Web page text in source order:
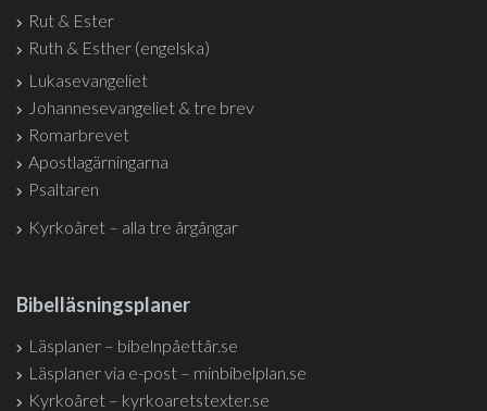
Rut & Ester
Ruth & Esther (engelska)
Lukasevangeliet
Johannesevangeliet & tre brev
Romarbrevet
Apostlagärningarna
Psaltaren
Kyrkoåret – alla tre årgångar
Bibelläsningsplaner
Läsplaner – bibelnpåettår.se
Läsplaner via e-post – minbibelplan.se
Kyrkoåret – kyrkoaretstexter.se